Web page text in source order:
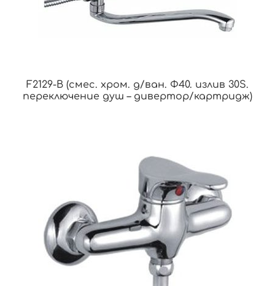
F2129-B (смес. хром. д/ван. Ф40. излив 30S.
переключение душ – дивертор/картридж)